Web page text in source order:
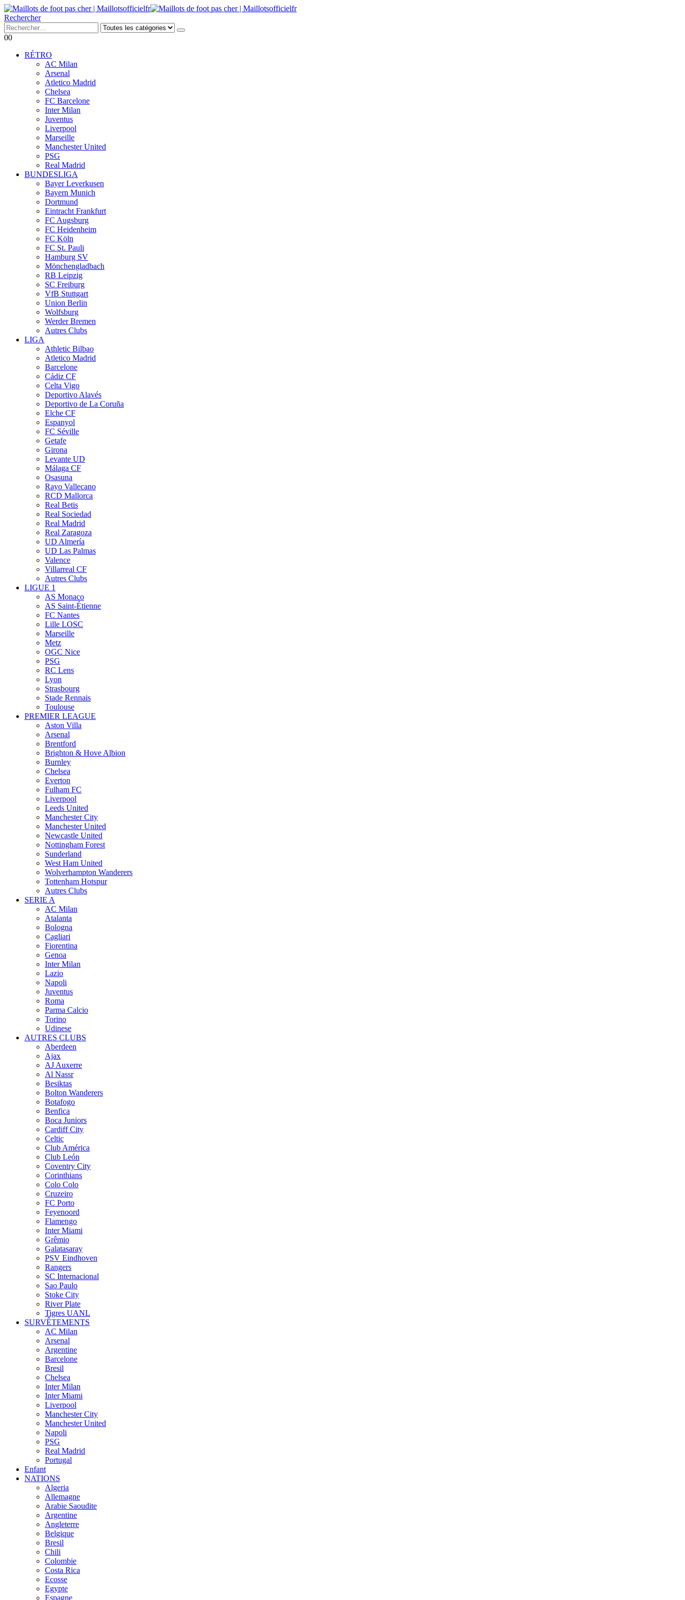
Rechercher
00
RÉTRO
AC Milan
Arsenal
Atletico Madrid
Chelsea
FC Barcelone
Inter Milan
Juventus
Liverpool
Marseille
Manchester United
PSG
Real Madrid
BUNDESLIGA
Bayer Leverkusen
Bayern Munich
Dortmund
Eintracht Frankfurt
FC Augsburg
FC Heidenheim
FC Köln
FC St. Pauli
Hamburg SV
Mönchengladbach
RB Leipzig
SC Freiburg
VfB Stuttgart
Union Berlin
Wolfsburg
Werder Bremen
Autres Clubs
LIGA
Athletic Bilbao
Atletico Madrid
Barcelone
Cádiz CF
Celta Vigo
Deportivo Alavés
Deportivo de La Coruña
Elche CF
Espanyol
FC Séville
Getafe
Girona
Levante UD
Málaga CF
Osasuna
Rayo Vallecano
RCD Mallorca
Real Betis
Real Sociedad
Real Madrid
Real Zaragoza
UD Almería
UD Las Palmas
Valence
Villarreal CF
Autres Clubs
LIGUE 1
AS Monaco
AS Saint-Étienne
FC Nantes
Lille LOSC
Marseille
Metz
OGC Nice
PSG
RC Lens
Lyon
Strasbourg
Stade Rennais
Toulouse
PREMIER LEAGUE
Aston Villa
Arsenal
Brentford
Brighton & Hove Albion
Burnley
Chelsea
Everton
Fulham FC
Liverpool
Leeds United
Manchester City
Manchester United
Newcastle United
Nottingham Forest
Sunderland
West Ham United
Wolverhampton Wanderers
Tottenham Hotspur
Autres Clubs
SERIE A
AC Milan
Atalanta
Bologna
Cagliari
Fiorentina
Genoa
Inter Milan
Lazio
Napoli
Juventus
Roma
Parma Calcio
Torino
Udinese
AUTRES CLUBS
Aberdeen
Ajax
AJ Auxerre
Al Nassr
Besiktas
Bolton Wanderers
Botafogo
Benfica
Boca Juniors
Cardiff City
Celtic
Club América
Club León
Coventry City
Corinthians
Colo Colo
Cruzeiro
FC Porto
Feyenoord
Flamengo
Inter Miami
Grêmio
Galatasaray
PSV Eindhoven
Rangers
SC Internacional
Sao Paulo
Stoke City
River Plate
Tigres UANL
SURVÊTEMENTS
AC Milan
Arsenal
Argentine
Barcelone
Bresil
Chelsea
Inter Milan
Inter Miami
Liverpool
Manchester City
Manchester United
Napoli
PSG
Real Madrid
Portugal
Enfant
NATIONS
Algeria
Allemagne
Arabie Saoudite
Argentine
Angleterre
Belgique
Bresil
Chili
Colombie
Costa Rica
Ecosse
Egypte
Espagne